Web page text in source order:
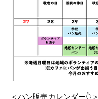
＜パン販売カレンダー👆＞